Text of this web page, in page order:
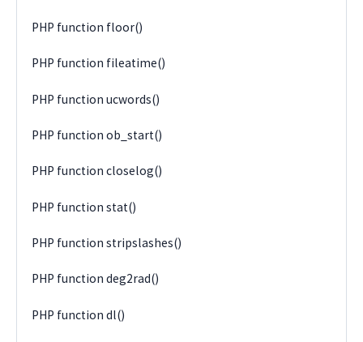
PHP function floor()
PHP function fileatime()
PHP function ucwords()
PHP function ob_start()
PHP function closelog()
PHP function stat()
PHP function stripslashes()
PHP function deg2rad()
PHP function dl()